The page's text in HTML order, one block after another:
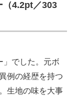
（4.2pt／303
でした。元ボ
例の経歴を持つ
生地の味を大事